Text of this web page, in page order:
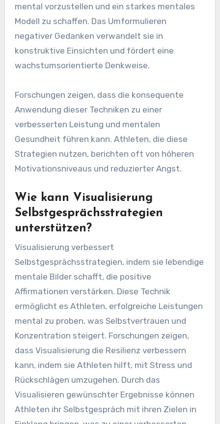
mental vorzustellen und ein starkes mentales
Modell zu schaffen. Das Umformulieren
negativer Gedanken verwandelt sie in
konstruktive Einsichten und fördert eine
wachstumsorientierte Denkweise.
Forschungen zeigen, dass die konsequente
Anwendung dieser Techniken zu einer
verbesserten Leistung und mentalen
Gesundheit führen kann. Athleten, die diese
Strategien nutzen, berichten oft von höheren
Motivationsniveaus und reduzierter Angst.
Wie kann Visualisierung
Selbstgesprächsstrategien
unterstützen?
Visualisierung verbessert
Selbstgesprächsstrategien, indem sie lebendige
mentale Bilder schafft, die positive
Affirmationen verstärken. Diese Technik
ermöglicht es Athleten, erfolgreiche Leistungen
mental zu proben, was Selbstvertrauen und
Konzentration steigert. Forschungen zeigen,
dass Visualisierung die Resilienz verbessern
kann, indem sie Athleten hilft, mit Stress und
Rückschlägen umzugehen. Durch das
Visualisieren gewünschter Ergebnisse können
Athleten ihr Selbstgespräch mit ihren Zielen in